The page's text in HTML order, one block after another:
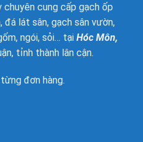
chuyên cung cấp gạch ốp
lát sân, gạch sân vườn,
ngói, sỏi… tại Hóc Môn,
tỉnh thành lân cận.
đơn hàng.